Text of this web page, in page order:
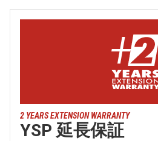
2 YEARS EXTENSION WARRANTY
YSP 延長保証